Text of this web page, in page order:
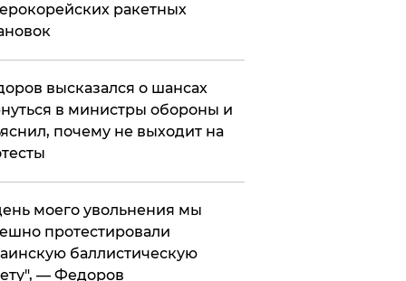
ракетных
высказался о шансах
в министры обороны и
почему не выходит на
моего увольнения мы
протестировали
баллистическую
— Федоров